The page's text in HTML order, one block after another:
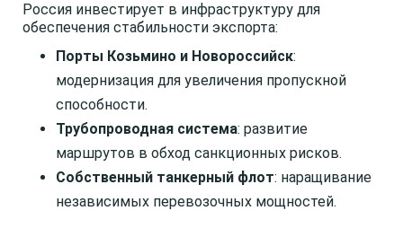
Россия инвестирует в инфраструктуру для
обеспечения стабильности экспорта:
Порты Козьмино и Новороссийск:
модернизация для увеличения пропускной
способности.
Трубопроводная система: развитие
маршрутов в обход санкционных рисков.
Собственный танкерный флот: наращивание
независимых перевозочных мощностей.